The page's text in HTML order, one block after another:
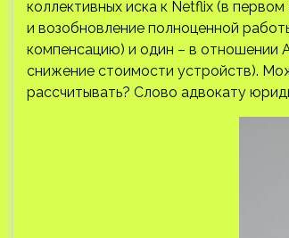
коллективных иска к Netflix (в
и возобновление полноценной
компенсацию) и один – в отношении
снижение стоимости устройств).
рассчитывать? Слово адвокату